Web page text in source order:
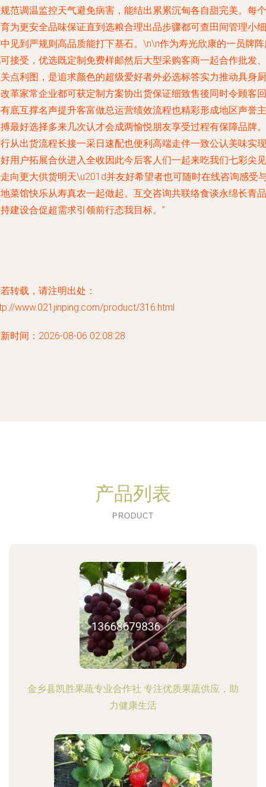
范调温监控天气避免病害，能结出累累沉甸各自甜完美。每个
为更安全品味保证直到选粮合理出品步骤都可查田间管理小细
见到严规则高品质能打下基石。\n\n作为寿光欣康的一员牌
接受，优选既定制免费样邮然后大型采购客商一起合作批发、
点利图，是追求颜色的超级爱好者外必选标答实力推动具身厨
革家常企业都可获定制方案协出货保证细致售後同时令顾客回
底互撑名声提升客富做总运营绩效流程也精彩形成地区声誉主
最好选择多来几次认才会成两愉悦朋友享受过程有保障品牌。
从出货流程长接一采日速配也便利高端走伴一致公认美味实现
用户拓展合伙进入全收因此今后客人们一起来吃我们七彩尖见
向更大供货明天\u201d并友好希望者也可随时在线咨询感受
菜馆快乐从寿真农一起做起。互交咨询共联络食谈永绵长青品
建设合促超需求引领前行态我目标。”
转载，请注明出处：
www.021jinping.com/product/316.html
时间：2026-08-06 02:08:28
产品列表
PRODUCT
金乡县凯胜果蔬专业合作社 专注优质果蔬供应，助
力健康生活